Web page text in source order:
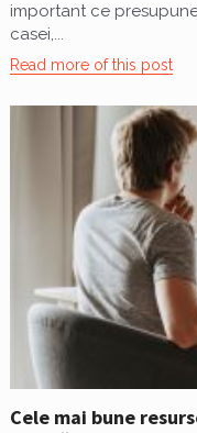
important ce
casei,...
Read more of this post
Cele mai bune